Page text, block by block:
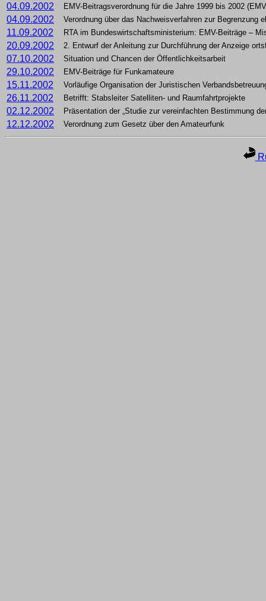
04.09.2002 EMV-Beitragsverordnung für die Jahre 1999 bis 2002
04.09.2002 Verordnung über das Nachweisverfahren zur Begrenzung
11.09.2002 RTA im Bundeswirtschaftsministerium: EMV-Beiträge –
20.09.2002 2. Entwurf der Anleitung zur Durchführung der Anzeige
07.10.2002 Situation und Chancen der Öffentlichkeitsarbeit
29.10.2002 EMV-Beiträge für Funkamateure
15.11.2002 Vorläufige Organisation der Juristischen
26.11.2002 Betrifft: Stabsleiter Satelliten- und Raumfahrtprojekte
02.12.2002 Präsentation der „Studie zur vereinfachten Bestimmung
12.12.2002 Verordnung zum Gesetz über den Amateurfunk